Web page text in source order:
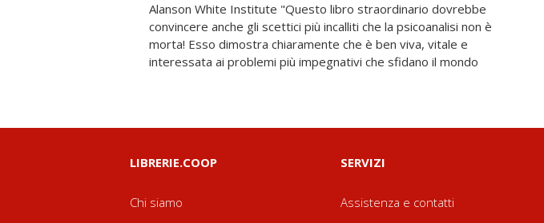
Alanson White Institute "Questo libro straordinario dovrebbe
convincere anche gli scettici più incalliti che la psicoanalisi non è
morta! Esso dimostra chiaramente che è ben viva, vitale e
interessata ai problemi più impegnativi che sfidano il mondo
ed economica". Paul Hoggett professore di Scienze Politiche e
direttore del Centre for Psycho-Social Studies, University of the
LIBRERIE.COOP
Chi siamo
SERVIZI
Assistenza e contatti